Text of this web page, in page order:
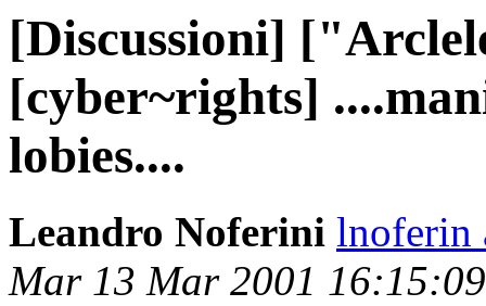
[Discussioni]
[cyber~rights]
lobies....
Leandro Noferini lnoferin
Mar 13 Mar 2001